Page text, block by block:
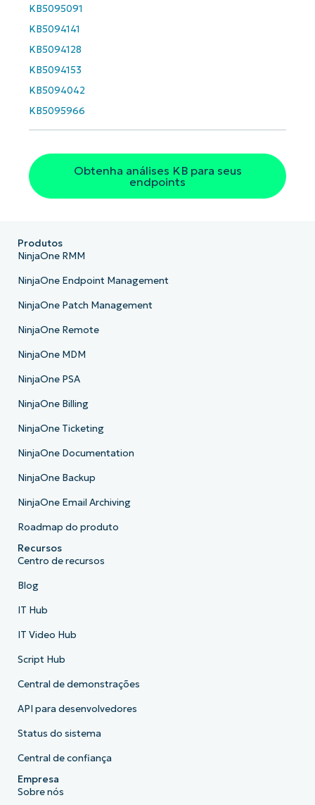
KB5095091
KB5094141
KB5094128
KB5094153
KB5094042
KB5095966
Obtenha análises KB para seus
endpoints
Phone
number*
País
Company
name*
Produtos
NinjaOne RMM
NinjaOne Endpoint Management
NinjaOne Patch Management
NinjaOne Remote
NinjaOne MDM
NinjaOne PSA
NinjaOne Billing
NinjaOne Ticketing
NinjaOne Documentation
NinjaOne Backup
NinjaOne Email Archiving
Roadmap do produto
Recursos
Centro de recursos
Blog
IT Hub
IT Video Hub
Script Hub
Central de demonstrações
API para desenvolvedores
Status do sistema
Central de confiança
Empresa
Sobre nós